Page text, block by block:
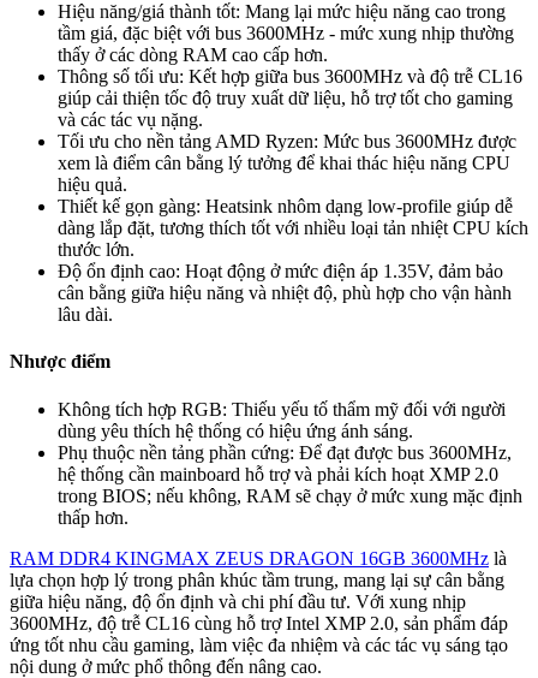
Hiệu năng/giá thành tốt: Mang lại mức hiệu năng cao trong
tầm giá, đặc biệt với bus 3600MHz - mức xung nhịp thường
thấy ở các dòng RAM cao cấp hơn.
Thông số tối ưu: Kết hợp giữa bus 3600MHz và độ trễ CL16
giúp cải thiện tốc độ truy xuất dữ liệu, hỗ trợ tốt cho gaming
và các tác vụ nặng.
Tối ưu cho nền tảng AMD Ryzen: Mức bus 3600MHz được
xem là điểm cân bằng lý tưởng để khai thác hiệu năng CPU
hiệu quả.
Thiết kế gọn gàng: Heatsink nhôm dạng low-profile giúp dễ
dàng lắp đặt, tương thích tốt với nhiều loại tản nhiệt CPU kích
thước lớn.
Độ ổn định cao: Hoạt động ở mức điện áp 1.35V, đảm bảo
cân bằng giữa hiệu năng và nhiệt độ, phù hợp cho vận hành
lâu dài.
Nhược điểm
Không tích hợp RGB: Thiếu yếu tố thẩm mỹ đối với người
dùng yêu thích hệ thống có hiệu ứng ánh sáng.
Phụ thuộc nền tảng phần cứng: Để đạt được bus 3600MHz,
hệ thống cần mainboard hỗ trợ và phải kích hoạt XMP 2.0
trong BIOS; nếu không, RAM sẽ chạy ở mức xung mặc định
thấp hơn.
RAM DDR4 KINGMAX ZEUS DRAGON 16GB 3600MHz là
lựa chọn hợp lý trong phân khúc tầm trung, mang lại sự cân bằng
giữa hiệu năng, độ ổn định và chi phí đầu tư. Với xung nhịp
3600MHz, độ trễ CL16 cùng hỗ trợ Intel XMP 2.0, sản phẩm đáp
ứng tốt nhu cầu gaming, làm việc đa nhiệm và các tác vụ sáng tạo
nội dung ở mức phổ thông đến nâng cao.